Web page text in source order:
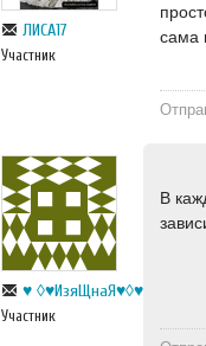
ЛИСА17
Участник
сама
♥ ◊♥ИзяЩнаЯ♥◊♥
Участник
В